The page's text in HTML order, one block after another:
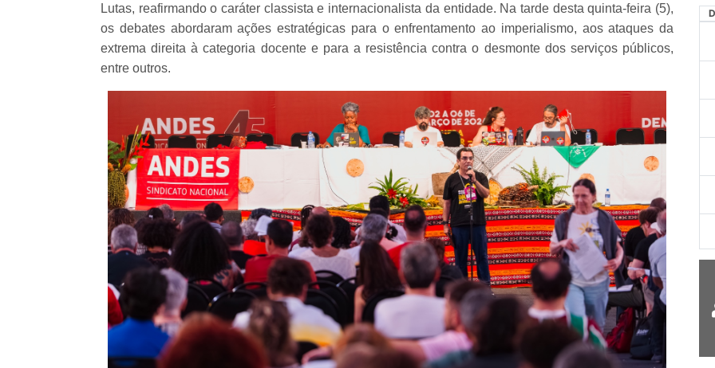
Lutas, reafirmando o caráter classista e internacionalista da entidade. Na tarde desta quinta-feira (5),
os debates abordaram ações estratégicas para o enfrentamento ao imperialismo, aos ataques da
extrema direita à categoria docente e para a resistência contra o desmonte dos serviços públicos,
entre outros.